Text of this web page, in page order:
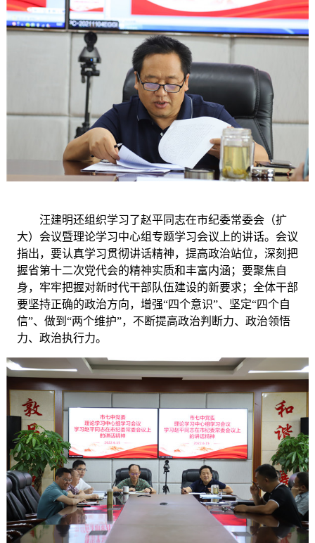
汪建明还组织学习了赵平同志在市纪委常委会（扩
大）会议暨理论学习中心组专题学习会议上的讲话。会议
指出，要认真学习贯彻讲话精神，提高政治站位，深刻把
握省第十二次党代会的精神实质和丰富内涵；要聚焦自
身，牢牢把握对新时代干部队伍建设的新要求；全体干部
要坚持正确的政治方向，增强“四个意识”、坚定“四个自
信”、做到“两个维护”，不断提高政治判断力、政治领悟
力、政治执行力。